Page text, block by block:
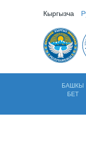
Кыргызча
БАШКЫ
БЕТ